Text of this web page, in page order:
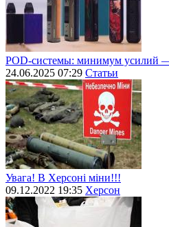
POD-системы: минимум усилий
24.06.2025 07:29 Статьи
Увага! В Херсоні міни!!!
09.12.2022 19:35 Херсон